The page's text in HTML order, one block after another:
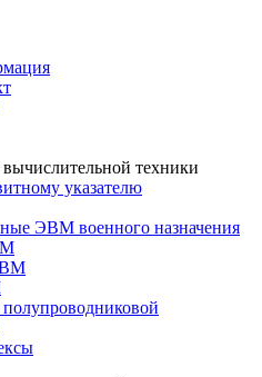
техники
указателю
ЭВМ военного назначения